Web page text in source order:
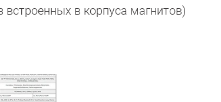
в корпуса магнитов)